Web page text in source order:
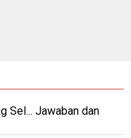
Sel... Jawaban dan